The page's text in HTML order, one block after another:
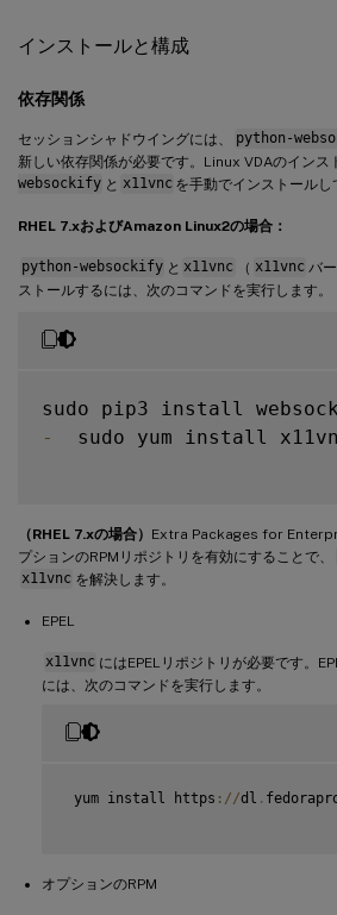
インストールと構成
依存関係
セッションシャドウイングには、 python-
新しい依存関係が必要です。Linux VDAのインス
websockify と x11vnc を手動でインストールし
RHEL 7.xおよびAmazon Linux2の場合：
python-websockify と x11vnc （ x11vnc バ
ストールするには、次のコマンドを実行します。
-
sudo yum install
（RHEL 7.xの場合） Extra Packages for
プションのRPMリポジトリを有効にすることで、
x11vnc を解決します。
EPEL
x11vnc にはEPELリポジトリが必要です。
には、次のコマンドを実行します。
yum install https : //dl .
オプションのRPM